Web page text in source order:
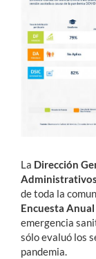
La Dirección
de toda la
Encuesta
emergencia
sólo evaluó los
pandemia.